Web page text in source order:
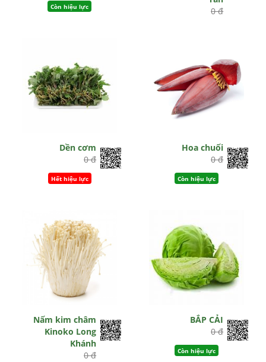
Còn hiệu lực
0 đ
Dền cơm
0 đ
Hết hiệu lực
Hoa chuối
0 đ
Còn hiệu lực
Nấm kim châm
Kinoko Long
Khánh
0 đ
BẮP CẢI
0 đ
Còn hiệu lực